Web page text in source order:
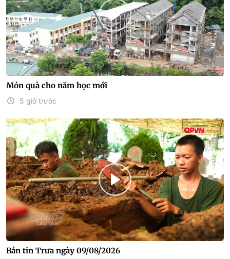
Món quà cho năm học mới
5 giờ trước
Bản tin Trưa ngày 09/08/2026